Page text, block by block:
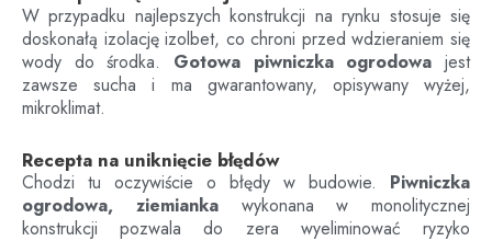
W przypadku najlepszych konstrukcji na rynku stosuje się
doskonałą izolację izolbet, co chroni przed wdzieraniem się
wody do środka. Gotowa piwniczka ogrodowa jest
zawsze sucha i ma gwarantowany, opisywany wyżej,
mikroklimat.
Recepta na uniknięcie błędów
Chodzi tu oczywiście o błędy w budowie. Piwniczka
ogrodowa, ziemiankawykonana w monolitycznej
konstrukcji pozwala do zera wyeliminować ryzyko